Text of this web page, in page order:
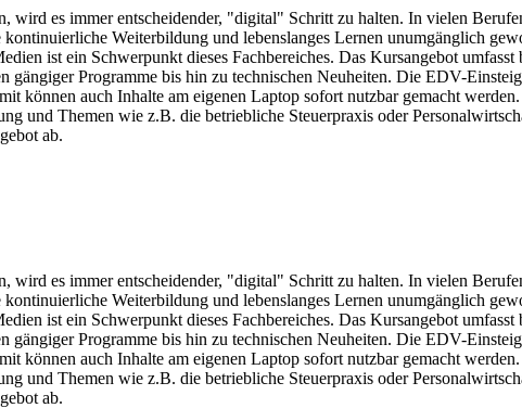
wird es immer entscheidender, "digital" Schritt zu halten. In vielen
Weiterbildung und lebenslanges Lernen unumgänglich
ist ein Schwerpunkt dieses Fachbereiches. Das Kursangebot
Programme bis hin zu technischen Neuheiten. Die EDV-
können auch Inhalte am eigenen Laptop sofort nutzbar gemacht
und Themen wie z.B. die betriebliche Steuerpraxis oder
ab.
wird es immer entscheidender, "digital" Schritt zu halten. In vielen
Weiterbildung und lebenslanges Lernen unumgänglich
ist ein Schwerpunkt dieses Fachbereiches. Das Kursangebot
Programme bis hin zu technischen Neuheiten. Die EDV-
können auch Inhalte am eigenen Laptop sofort nutzbar gemacht
und Themen wie z.B. die betriebliche Steuerpraxis oder
ab.